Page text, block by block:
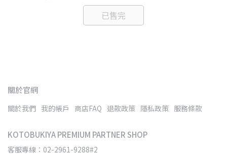
已售完
關於官網
關於我們 我的帳戶 商店FAQ 退款政策 隱私政策 服務條款
KOTOBUKIYA PREMIUM PARTNER SHOP
客服專線：02-2961-9288#2